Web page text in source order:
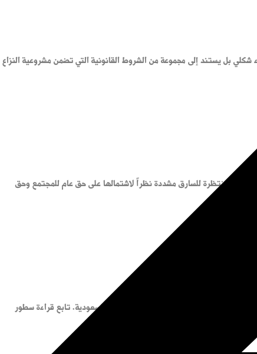
بل يستند إلى مجموعة من الشروط القانونية التي تضمن مشروعية النزاع
المنتظرة للسارق مشددة نظراً لاشتمالها على حق عام للمجتمع وحق
التي نص عليها نظام الإجراءات الجزائية في السعودية. تابع قراءة سطور